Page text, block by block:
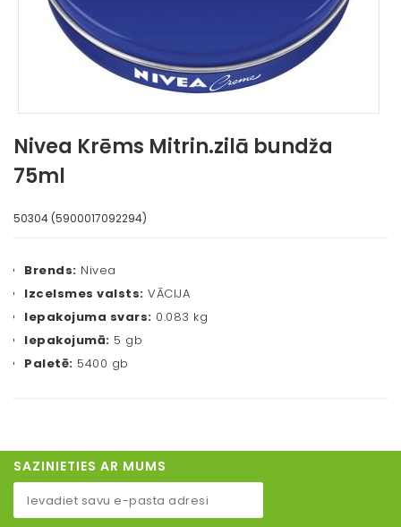
Nivea Krēms Mitrin.zilā bundža
75ml
50304 (5900017092294)
Brends: Nivea
Izcelsmes valsts: VĀCIJA
Iepakojuma svars: 0.083 kg
Iepakojumā: 5 gb
Paletē: 5400 gb
SAZINIETIES AR MUMS